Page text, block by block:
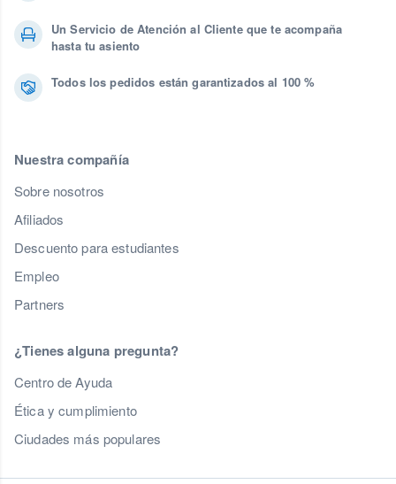
Un Servicio de Atención al Cliente que te acompaña
hasta tu asiento
Todos los pedidos están garantizados al 100 %
Nuestra compañía
Sobre nosotros
Afiliados
Descuento para estudiantes
Empleo
Partners
¿Tienes alguna pregunta?
Centro de Ayuda
Ética y cumplimiento
Ciudades más populares